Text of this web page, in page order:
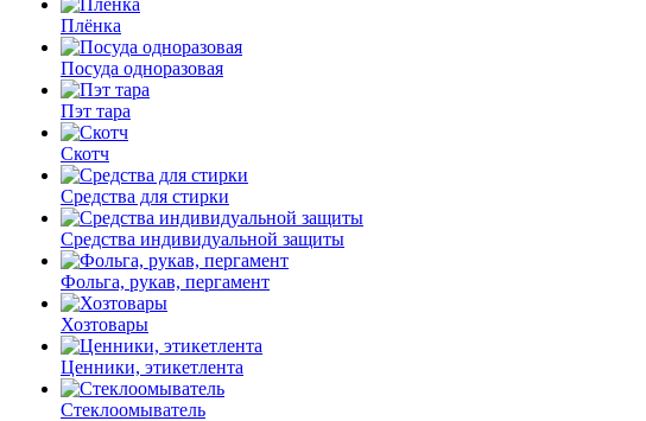
Плёнка
Посуда одноразовая
Пэт тара
Скотч
Средства для стирки
Средства индивидуальной защиты
Фольга, рукав, пергамент
Хозтовары
Ценники, этикетлента
Стеклоомыватель